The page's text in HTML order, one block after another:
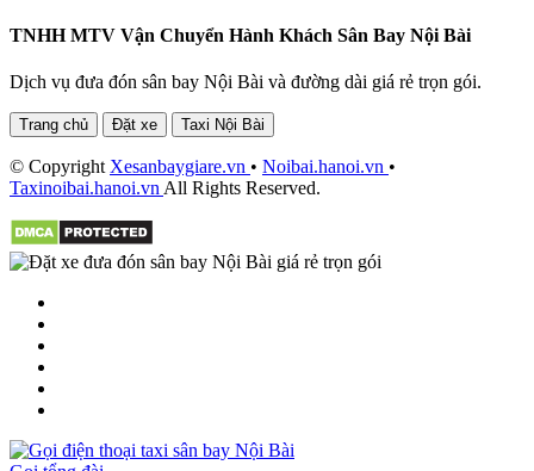
TNHH MTV Vận Chuyển Hành Khách Sân Bay Nội Bài
Dịch vụ đưa đón sân bay Nội Bài và đường dài giá rẻ trọn gói.
Trang chủ Đặt xe Taxi Nội Bài
© Copyright Xesanbaygiare.vn • Noibai.hanoi.vn •
Taxinoibai.hanoi.vn All Rights Reserved.